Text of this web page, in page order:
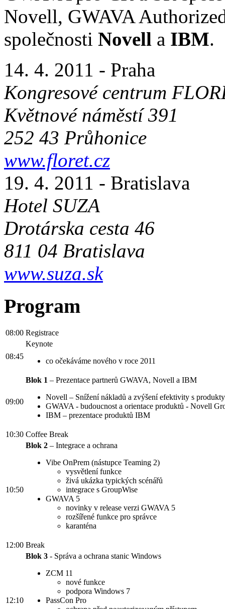
Novell, GWAVA
společnosti Novell a IBM.
14. 4. 2011 - Praha
Kongresové centrum
Květnové náměstí 391
252 43 Průhonice
www.floret.cz
19. 4. 2011 - Bratislava
Hotel SUZA
Drotárska cesta 46
811 04 Bratislava
www.suza.sk
Program
08:00 Registrace
08:45
Keynote
co očekáváme nového v roce 2011
09:00
Blok 1 – Prezentace partnerů GWAVA, Novell a IBM
Novell – Snížení nákladů a zvýšení efektivity s
GWAVA - budoucnost a orientace produktů - Novell
IBM – prezentace produktů IBM
10:30 Coffee Break
10:50
Blok 2 – Integrace a ochrana
Vibe OnPrem (nástupce Teaming 2)
vysvětlení funkce
živá ukázka typických scénářů
integrace s GroupWise
GWAVA 5
novinky v release verzi GWAVA 5
rozšířené funkce pro správce
karanténa
12:00 Break
12:10
Blok 3 - Správa a ochrana stanic Windows
ZCM 11
nové funkce
podpora Windows 7
PassCon Pro